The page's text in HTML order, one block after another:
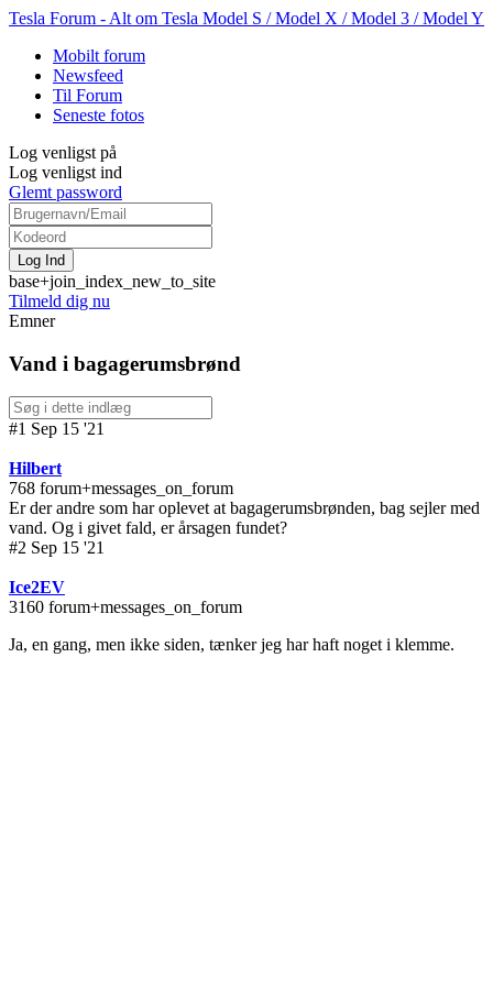
Tesla Forum - Alt om Tesla Model S / Model X / Model 3 / Model Y
Mobilt forum
Newsfeed
Til Forum
Seneste fotos
Log venligst på
Log venligst ind
Glemt password
base+join_index_new_to_site
Tilmeld dig nu
Emner
Vand i bagagerumsbrønd
#1 Sep 15 '21
Hilbert
768 forum+messages_on_forum
Er der andre som har oplevet at bagagerumsbrønden, bag sejler med
vand. Og i givet fald, er årsagen fundet?
#2 Sep 15 '21
Ice2EV
3160 forum+messages_on_forum
Ja, en gang, men ikke siden, tænker jeg har haft noget i klemme.